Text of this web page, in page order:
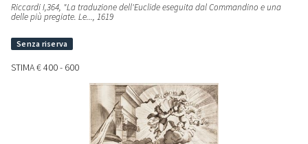
Riccardi I,364, "La traduzione dell'Euclide eseguita dal Commandino e una
delle più pregiate. Le..., 1619
STIMA€ 400 - 600